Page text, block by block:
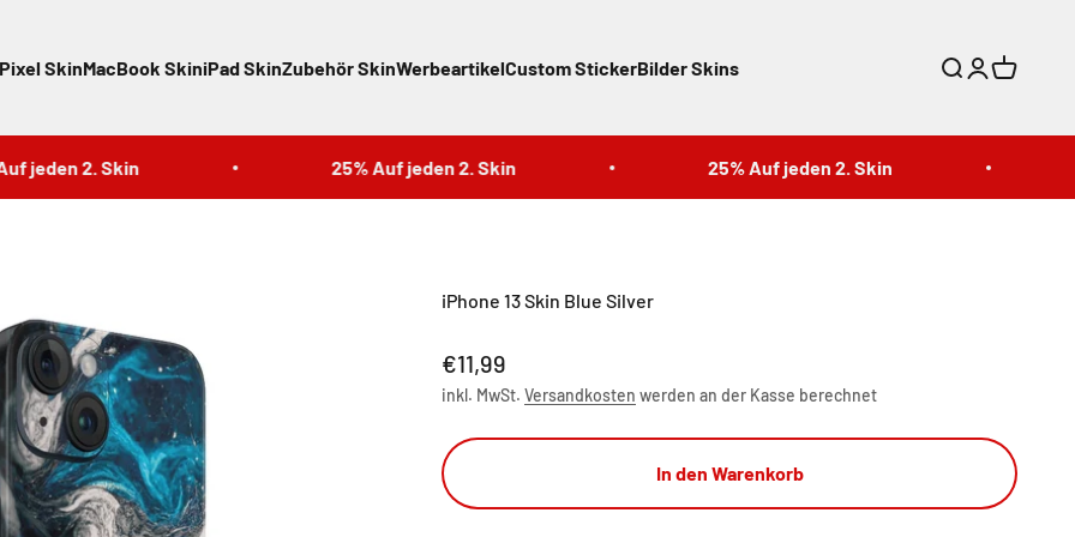
Pixel SkinMacBook SkiniPad SkinZubehör SkinWerbeartikelCustom StickerBilder Skins SucheAnmelden
jeden 2. Skin 25% Auf jeden 2. Skin 25% Auf jeden 2. Skin
iPhone 13 Skin Blue Silver
Angebot
€11,99
inkl. MwSt. Versandkosten werden an der Kasse berechnet
In den Warenkorb